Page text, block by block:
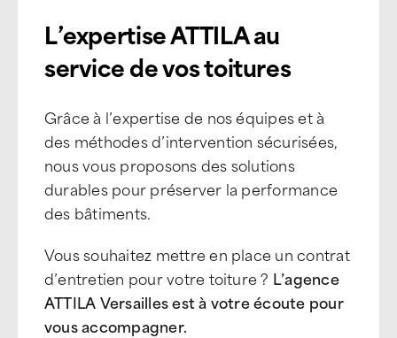
L’expertise ATTILA au
service de vos toitures
Grâce à l’expertise de nos équipes et à
des méthodes d’intervention sécurisées,
nous vous proposons des solutions
durables pour préserver la performance
des bâtiments.
Vous souhaitez mettre en place un contrat
d’entretien pour votre toiture ? L’agence
ATTILA Versailles est à votre écoute pour
vous accompagner.